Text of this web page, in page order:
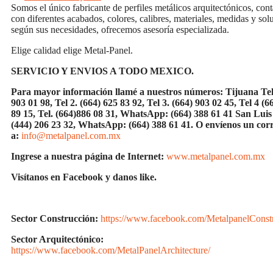
Somos el único fabricante de perfiles metálicos arquitectónicos,
con diferentes acabados, colores, calibres, materiales, medidas y
según sus necesidades, ofrecemos asesoría especializada.
Elige calidad elige Metal-Panel.
SERVICIO Y ENVIOS A TODO MEXICO.
Para mayor información llamé a nuestros números: Tijuana
903 01 98, Tel 2. (664) 625 83 92, Tel 3. (664) 903 02 45, Tel 4
89 15, Tel. (664)886 08 31, WhatsApp: (664) 388 61 41 San
(444) 206 23 32, WhatsApp: (664) 388 61 41. O envíenos un
a: info@metalpanel.com.mx
Ingrese a nuestra página de Internet: www.metalpanel.com.mx
Visítanos en Facebook y danos like.
Sector Construcción: https://www.facebook.com/
Sector Arquitectónico:
https://www.facebook.com/MetalPanelArchitecture/